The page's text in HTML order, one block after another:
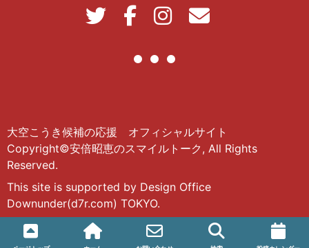
大空こうき候補の応援 オフィシャルサイト
Copyright©安倍昭恵のスマイルトーク, All Rights
Reserved.
This site is supported by Design Office
Downunder(d7r.com) TOKYO.